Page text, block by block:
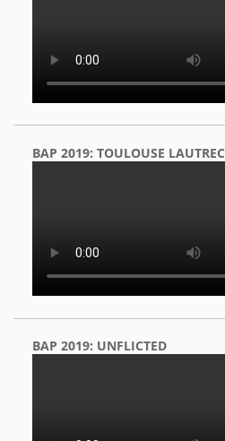
BAP 2019: TOULOUSE LAUTREC
BAP 2019: UNFLICTED